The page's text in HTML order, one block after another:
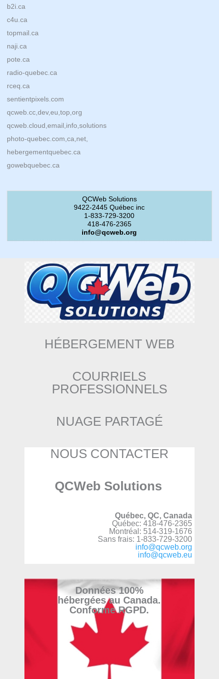
b2i.ca
c4u.ca
topmail.ca
naji.ca
pote.ca
radio-quebec.ca
rceq.ca
sentientpixels.com
qcweb.cc,dev,eu,top,org
qcweb.cloud,email,info,solutions
photo-quebec.com,ca,net,
hebergementquebec.ca
gowebquebec.ca
QCWeb Solutions
9422-2445 Québec inc
1-833-729-3200
418-476-2365
info@qcweb.org
HÉBERGEMENT WEB
COURRIELS
PROFESSIONNELS
NUAGE PARTAGÉ
NOUS CONTACTER
QCWeb Solutions
Québec, QC, Canada
Québec: 418-476-2365
Montréal: 514-319-1676
Sans frais: 1-833-729-3200
info@qcweb.org
info@qcweb.eu
Données 100%
hébergées au Canada.
Conforme RGPD.